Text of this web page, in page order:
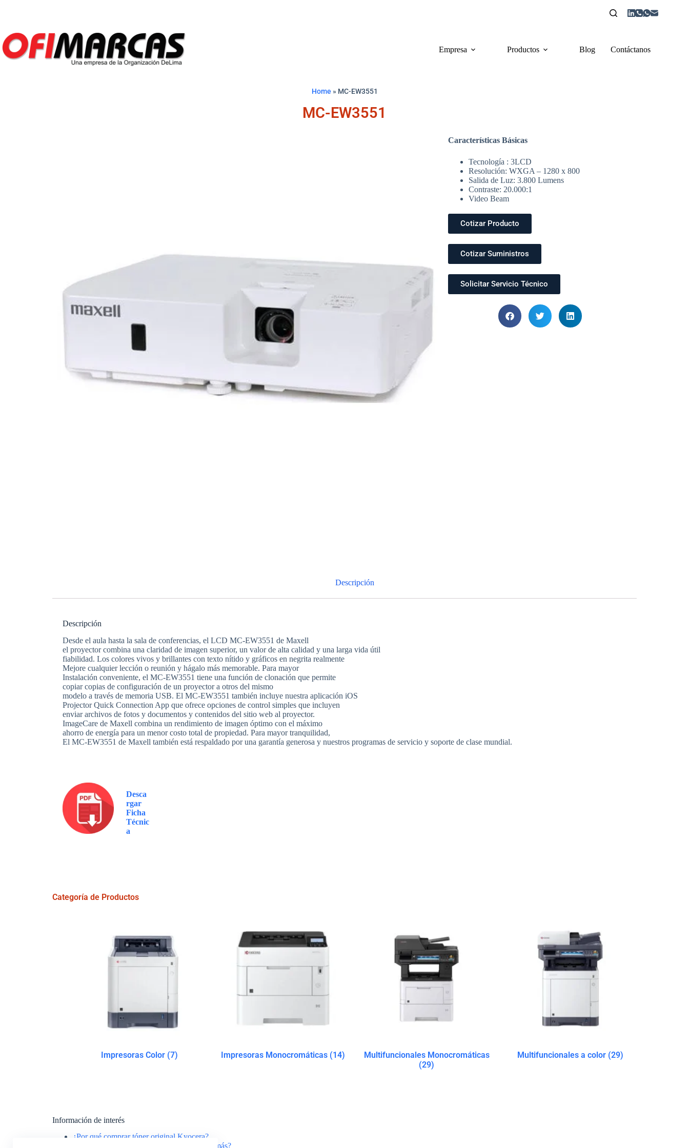
Empresa Productos Blog Contáctanos
Home » MC-EW3551
MC-EW3551
Características Básicas
Tecnología : 3LCD
Resolución: WXGA – 1280 x 800
Salida de Luz: 3.800 Lumens
Contraste: 20.000:1
Video Beam
Cotizar Producto
Cotizar Suministros
Solicitar Servicio Técnico
Descripción
Descripción
Desde el aula hasta la sala de conferencias, el LCD MC-EW3551 de Maxell
el proyector combina una claridad de imagen superior, un valor de alta calidad y una larga vida útil
fiabilidad. Los colores vivos y brillantes con texto nítido y gráficos en negrita realmente
Mejore cualquier lección o reunión y hágalo más memorable. Para mayor
Instalación conveniente, el MC-EW3551 tiene una función de clonación que permite
copiar copias de configuración de un proyector a otros del mismo
modelo a través de memoria USB. El MC-EW3551 también incluye nuestra aplicación iOS
Projector Quick Connection App que ofrece opciones de control simples que incluyen
enviar archivos de fotos y documentos y contenidos del sitio web al proyector.
ImageCare de Maxell combina un rendimiento de imagen óptimo con el máximo
ahorro de energía para un menor costo total de propiedad. Para mayor tranquilidad,
El MC-EW3551 de Maxell también está respaldado por una garantía generosa y nuestros programas de servicio y soporte de clase mundial.
Desca
rgar
Ficha
Técnic
a
Categoría de Productos
Impresoras Color (7) Impresoras Monocromáticas (14)
Multifuncionales Monocromáticas
(29)
Multifuncionales a color (29)
Información de interés
¿Por qué comprar tóner original Kyocera?
¿Cómo puedo hacer para que mi tóner dure más?